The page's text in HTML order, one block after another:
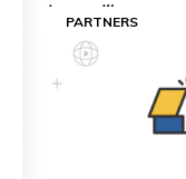
PARTNERS